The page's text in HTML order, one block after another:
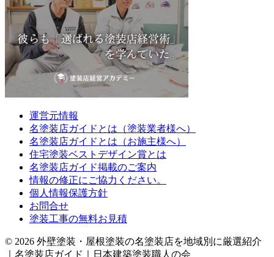
予め次の事項を告知あるいは公表し、かつ個人情報保護委員会に届
出をしたとき
(1)利用目的に第三者への提供を含むこと
(2)第三者に提供されるデータの項目
(3)第三者への提供の手段または方法
(4)本人の求めに応じて個人情報の第三者への提供を停止すること
(5)本人の求めを受け付ける方法
前項の定めにかかわらず、次に掲げる場合には、当該情報の提供先
➀利用目的の達成に必要な範囲内において個人情報の取扱いの全部
または一部を委託する場合
②合併その他の事由による事業の承継に伴って個人情報が提供され
る場合
③個人情報を特定の者との間で共同して利用する場合であって、そ
の旨並びに共同して利用される個人情報の項目、共同して利用する
者の範囲、利用する者の利用目的および当該個人情報の管理につい
て責任を有する者の氏名または名称について、あらかじめ本人に通
知し、または本人が容易に知り得る状態に置いた場合
当サイトは、本人から個人情報の開示を求められたときは、本人に
対し、遅滞なくこれを開示します。ただし、開示することにより次
運営元情報
名塗装店ガイドとは（塗装業者様へ）
名塗装店ガイドとは（お施主様へ）
住宅塗装ベストデザイン賞とは
名塗装店ガイド掲載のご案内
情報の修正にご協力ください。
個人情報保護方針
お問合せ
塗装工事の無料お見積
© 2026 外壁塗装・屋根塗装の名塗装店を地域別に厳選紹介
｜名塗装店ガイド｜日本建築塗装職人の会